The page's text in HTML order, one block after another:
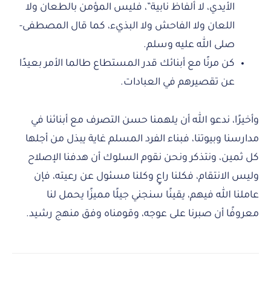
الأيدي، لا ألفاظ نابية”، فليس المؤمن بالطعان ولا
اللعان ولا الفاحش ولا البذيء، كما قال المصطفى-
صلى الله عليه وسلم.
كن مرنًا مع أبنائك قدر المستطاع طالما الأمر بعيدًا
عن تقصيرهم في العبادات.
وأخيرًا، ندعو الله أن يلهمنا حسن التصرف مع أبنائنا في
مدارسنا وبيوتنا، فبناء الفرد المسلم غاية يبذل من أجلها
كل ثمين، ونتذكر ونحن نقوم السلوك أن هدفنا الإصلاح
وليس الانتقام، فكلنا راعٍ وكلنا مسئول عن رعيته، فإن
عاملنا الله فيهم، يقينًا سنجني جيلًا مميزًا يحمل لنا
معروفًا أن صبرنا على عوجه، وقومناه وفق منهج رشيد.